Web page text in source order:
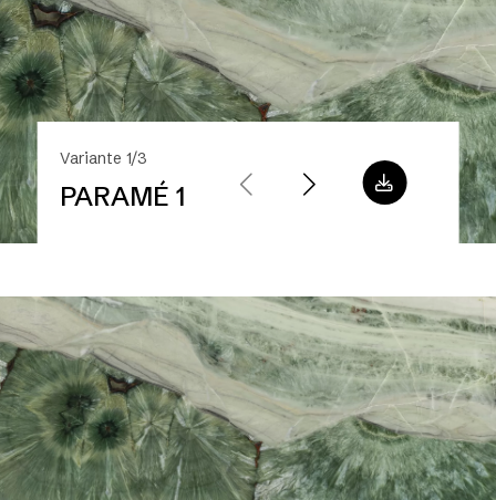
Variante 1/3
PARAMÉ 1